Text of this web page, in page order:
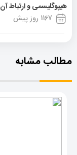
هیپوگلیسمی و ارتباط آن
1167 روز پیش
مطالب مشابه